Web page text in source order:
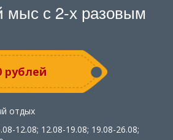
с 2-х разовым
рублей
отдых
12.08; 12.08-19.08; 19.08-26.08;